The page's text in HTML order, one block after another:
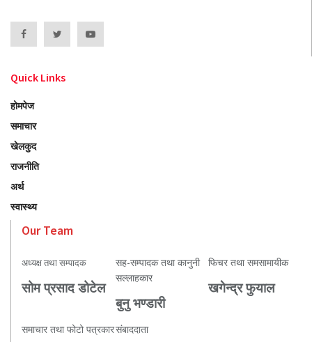
Quick Links
होमपेज
समाचार
खेलकुद
राजनीति
अर्थ
स्वास्थ्य
Our Team
अध्यक्ष तथा सम्पादक
सोम प्रसाद डोटेल
सह-सम्पादक तथा कानुनी
सल्लाहकार
बुनु भण्डारी
फिचर तथा समसामायीक
खगेन्द्र फुयाल
समाचार तथा फोटो पत्रकारसंबाददाता